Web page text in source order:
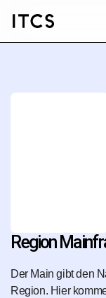
Region
Der Main gibt den
Region. Hier